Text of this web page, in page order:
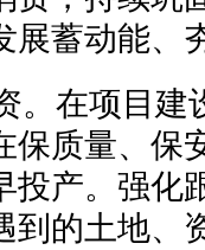
展蓄动能、
。在项目建
保质量、保
投产。强化
到的土地、